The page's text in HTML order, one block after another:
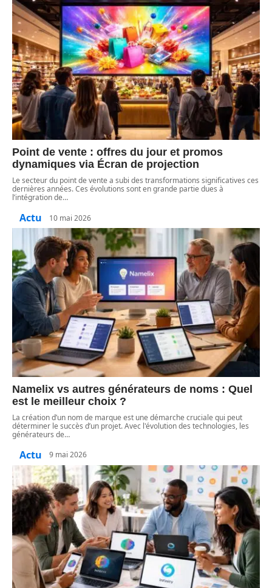
Point de vente : offres du jour et promos
dynamiques via Écran de projection
Le secteur du point de vente a subi des transformations significatives ces
dernières années. Ces évolutions sont en grande partie dues à
l’intégration de…
Actu 10 mai 2026
Namelix vs autres générateurs de noms : Quel
est le meilleur choix ?
La création d’un nom de marque est une démarche cruciale qui peut
déterminer le succès d’un projet. Avec l'évolution des technologies, les
générateurs de…
Actu 9 mai 2026